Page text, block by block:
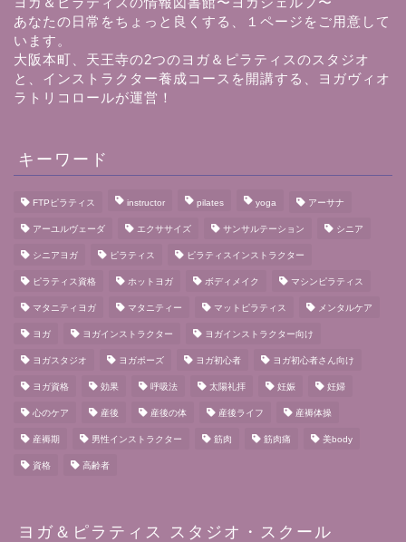
あなたの日常をちょっと良くする、１ページをご用意して
います。
大阪本町、天王寺の2つのヨガ＆ピラティスのスタジオ
と、インストラクター養成コースを開講する、ヨガヴィオ
ラトリコロールが運営！
キーワード
FTPピラティス instructor pilates yoga アーサナ
アーユルヴェーダ エクササイズ サンサルテーション シニア
シニアヨガ ピラティス ピラティスインストラクター
ピラティス資格 ホットヨガ ボディメイク マシンピラティス
マタニティヨガ マタニティー マットピラティス メンタルケア
ヨガ ヨガインストラクター ヨガインストラクター向け
ヨガスタジオ ヨガポーズ ヨガ初心者 ヨガ初心者さん向け
ヨガ資格 効果 呼吸法 太陽礼拝 妊娠 妊婦
心のケア 産後 産後の体 産後ライフ 産褥体操
産褥期 男性インストラクター 筋肉 筋肉痛 美body
資格 高齢者
ヨガ＆ピラティス スタジオ・スクール